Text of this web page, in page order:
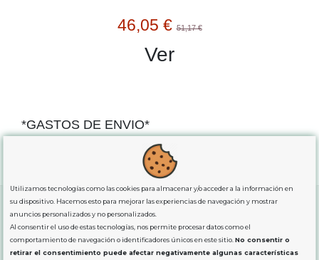
46,05 €51,17 €
Ver
*GASTOS DE ENVIO*
para compras superiores a 80€
SOBRE NOSOTROS
Utilizamos tecnologías como las cookies para almacenar y/o acceder a la información en
su dispositivo. Hacemos esto para mejorar las experiencias de navegación y mostrar
anuncios personalizados y no personalizados.
Al consentir el uso de estas tecnologías, nos permite procesar datos como el
comportamiento de navegación o identificadores únicos en este sitio.No consentir o
retirar el consentimiento puede afectar negativamente algunas características